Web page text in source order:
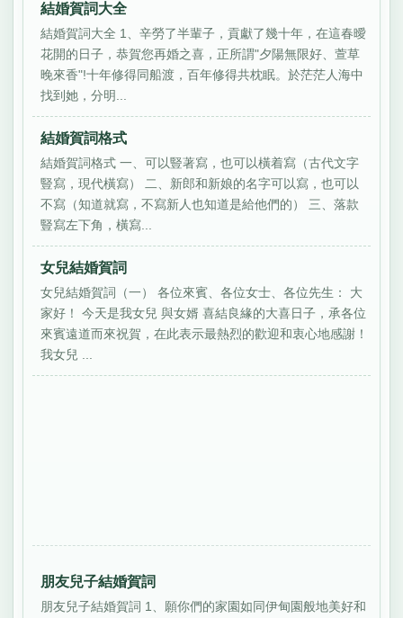
結婚賀詞大全
結婚賀詞大全 1、辛勞了半輩子，貢獻了幾十年，在這春曖
花開的日子，恭賀您再婚之喜，正所謂"夕陽無限好、萱草
晚來香"!十年修得同船渡，百年修得共枕眠。於茫茫人海中
找到她，分明...
結婚賀詞格式
結婚賀詞格式 一、可以豎著寫，也可以橫着寫（古代文字
豎寫，現代橫寫） 二、新郎和新娘的名字可以寫，也可以
不寫（知道就寫，不寫新人也知道是給他們的） 三、落款
豎寫左下角，橫寫...
女兒結婚賀詞
女兒結婚賀詞（一） 各位來賓、各位女士、各位先生： 大
家好！ 今天是我女兒 與女婿 喜結良緣的大喜日子，承各位
來賓遠道而來祝賀，在此表示最熱烈的歡迎和衷心地感謝！
我女兒 ...
朋友兒子結婚賀詞
朋友兒子結婚賀詞 1、願你們的家園如同伊甸園般地美好和